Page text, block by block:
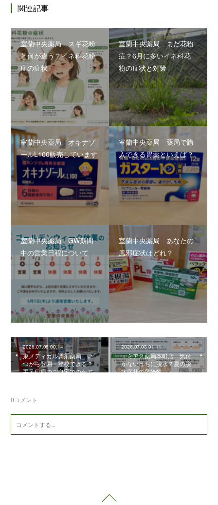
関連記事
室蘭中央薬局 スギ花粉
と何が違う？イネ科花粉
症の症状
室蘭中央薬局 まだ花粉
症？6月に多いイネ科花
粉の症状と対策
室蘭中央薬局 オキナゾ
ールL100販売しています
室蘭中央薬局 薬局で購
入できる胃薬といえば？
室蘭中央薬局 GW期間
中の営業日程について
室蘭中央薬局 あなたの
風邪症状はどれ？
2026.07.08 00:14
東メディカル調剤薬局 い
つから登園・登校できる？
手足口病のご自宅でのケア
2026.07.03 01:11
エミアス薬局本町店 気付
かないうちに脱水？夏の脱
水症状の危険性
0コメント